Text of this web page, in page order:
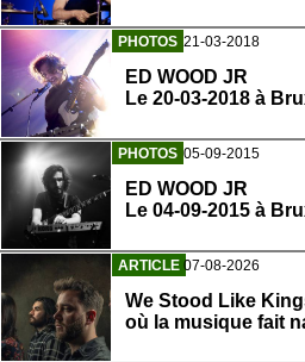
PHOTOS 21-03-2018
ED WOOD JR
Le 20-03-2018 à
PHOTOS 05-09-2015
ED WOOD JR
Le 04-09-2015 à
ARTICLE 07-08-2026
We Stood Like
où la musique fait